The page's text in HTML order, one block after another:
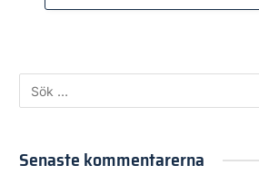
Senaste kommentarerna